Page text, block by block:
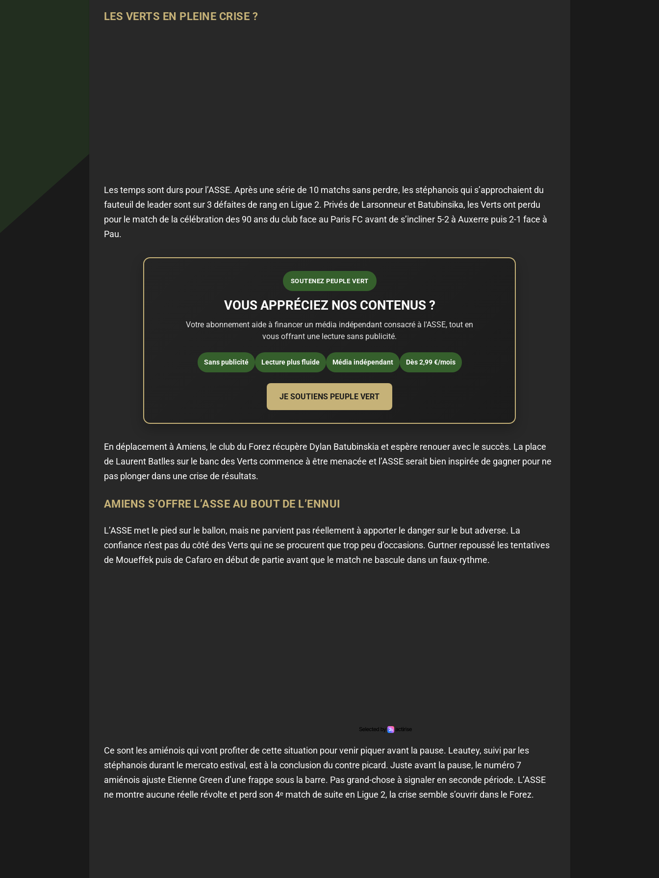
LES VERTS EN PLEINE CRISE ?
Les temps sont durs pour l’ASSE. Après une série de 10 matchs sans perdre, les stéphanois qui s’approchaient du
fauteuil de leader sont sur 3 défaites de rang en Ligue 2. Privés de Larsonneur et Batubinsika, les Verts ont perdu
pour le match de la célébration des 90 ans du club face au Paris FC avant de s’incliner 5-2 à Auxerre puis 2-1 face à
Pau.
SOUTENEZ PEUPLE VERT
VOUS APPRÉCIEZ NOS CONTENUS ?
Votre abonnement aide à financer un média indépendant consacré à l'ASSE, tout en
vous offrant une lecture sans publicité.
Sans publicité Lecture plus fluide Média indépendant Dès 2,99 €/mois
JE SOUTIENS PEUPLE VERT
En déplacement à Amiens, le club du Forez récupère Dylan Batubinskia et espère renouer avec le succès. La place
de Laurent Batlles sur le banc des Verts commence à être menacée et l’ASSE serait bien inspirée de gagner pour ne
pas plonger dans une crise de résultats.
AMIENS S’OFFRE L’ASSE AU BOUT DE L’ENNUI
L’ASSE met le pied sur le ballon, mais ne parvient pas réellement à apporter le danger sur le but adverse. La
confiance n’est pas du côté des Verts qui ne se procurent que trop peu d’occasions. Gurtner repoussé les tentatives
de Moueffek puis de Cafaro en début de partie avant que le match ne bascule dans un faux-rythme.
Ce sont les amiénois qui vont profiter de cette situation pour venir piquer avant la pause. Leautey, suivi par les
stéphanois durant le mercato estival, est à la conclusion du contre picard. Juste avant la pause, le numéro 7
amiénois ajuste Etienne Green d’une frappe sous la barre. Pas grand-chose à signaler en seconde période. L’ASSE
ne montre aucune réelle révolte et perd son 4ᵉ match de suite en Ligue 2, la crise semble s’ouvrir dans le Forez.